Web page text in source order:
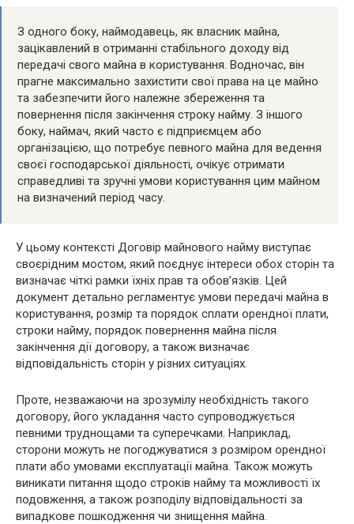
З одного боку, наймодавець, як власник майна,
зацікавлений в отриманні стабільного доходу від
передачі свого майна в користування. Водночас, він
прагне максимально захистити свої права на це майно
та забезпечити його належне збереження та
повернення після закінчення строку найму. З іншого
боку, наймач, який часто є підприємцем або
організацією, що потребує певного майна для ведення
своєї господарської діяльності, очікує отримати
справедливі та зручні умови користування цим майном
на визначений період часу.
У цьому контексті Договір майнового найму виступає
своєрідним мостом, який поєднує інтереси обох сторін та
визначає чіткі рамки їхніх прав та обов’язків. Цей
документ детально регламентує умови передачі майна в
користування, розмір та порядок сплати орендної плати,
строки найму, порядок повернення майна після
закінчення дії договору, а також визначає
відповідальність сторін у різних ситуаціях.
Проте, незважаючи на зрозумілу необхідність такого
договору, його укладання часто супроводжується
певними труднощами та суперечками. Наприклад,
сторони можуть не погоджуватися з розміром орендної
плати або умовами експлуатації майна. Також можуть
виникати питання щодо строків найму та можливості їх
подовження, а також розподілу відповідальності за
випадкове пошкодження чи знищення майна.